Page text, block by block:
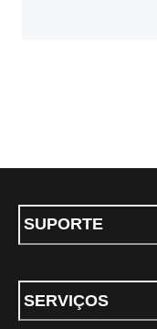
SUPORTE
SERVIÇOS